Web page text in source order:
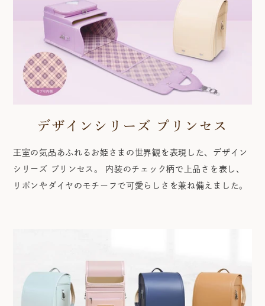
デザインシリーズ プリンセス
王室の気品あふれるお姫さまの世界観を表現した、デザイン
シリーズ プリンセス。 内装のチェック柄で上品さを表し、
リボンやダイヤのモチーフで可愛らしさを兼ね備えました。